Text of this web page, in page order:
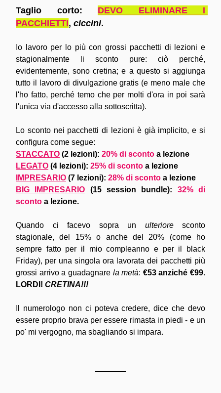
Taglio corto: DEVO ELIMINARE I
PACCHIETTI, ciccini.
Io lavoro per lo più con grossi pacchetti di lezioni e
stagionalmente li sconto pure: ciò perché,
evidentemente, sono cretina; e a questo si aggiunga
tutto il lavoro di divulgazione gratis (e meno male che
l'ho fatto, perché temo che per molti d'ora in poi sarà
l'unica via d'accesso alla sottoscritta).
Lo sconto nei pacchetti di lezioni è già implicito, e si
configura come segue:
STACCATO (2 lezioni): 20% di sconto a lezione
LEGATO (4 lezioni): 25% di sconto a lezione
IMPRESARIO (7 lezioni): 28% di sconto a lezione
BIG IMPRESARIO (15 session bundle): 32% di
sconto a lezione.
Quando ci facevo sopra un ulteriore sconto
stagionale, del 15% o anche del 20% (come ho
sempre fatto per il mio compleanno e per il black
Friday), per una singola ora lavorata dei pacchetti più
grossi arrivo a guadagnare la metà:
LORDI! CRETINA!!!
Il numerologo non ci poteva credere, dice che devo
essere proprio brava per essere rimasta in piedi - e un
po' mi vergogno, ma sbagliando si impara.